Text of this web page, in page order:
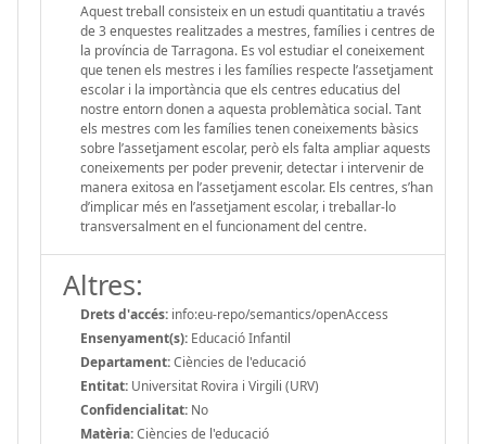
Aquest treball consisteix en un estudi quantitatiu a través
de 3 enquestes realitzades a mestres, famílies i centres de
la província de Tarragona. Es vol estudiar el coneixement
que tenen els mestres i les famílies respecte l’assetjament
escolar i la importància que els centres educatius del
nostre entorn donen a aquesta problemàtica social. Tant
els mestres com les famílies tenen coneixements bàsics
sobre l’assetjament escolar, però els falta ampliar aquests
coneixements per poder prevenir, detectar i intervenir de
manera exitosa en l’assetjament escolar. Els centres, s’han
d’implicar més en l’assetjament escolar, i treballar-lo
transversalment en el funcionament del centre.
Altres:
Drets d'accés: info:eu-repo/semantics/openAccess
Ensenyament(s): Educació Infantil
Departament:Ciències de l'educació
Entitat: Universitat Rovira i Virgili (URV)
Confidencialitat: No
Matèria:Ciències de l'educació